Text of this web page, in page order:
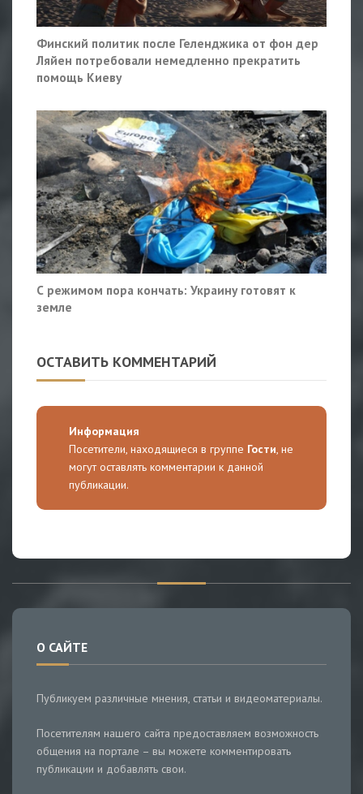
Финский политик после Геленджика от фон дер
Ляйен потребовали немедленно прекратить
помощь Киеву
С режимом пора кончать: Украину готовят к
земле
ОСТАВИТЬ КОММЕНТАРИЙ
Информация
Посетители, находящиеся в группе Гости, не
могут оставлять комментарии к данной
публикации.
О САЙТЕ
Публикуем различные мнения, статьи и видеоматериалы.
Посетителям нашего сайта предоставляем возможность
общения на портале – вы можете комментировать
публикации и добавлять свои.